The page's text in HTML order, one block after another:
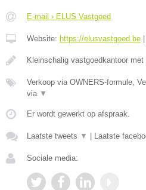
E-mail › ELUS Vastgoed
Website: https://elusvastgoed.be
Kleinschalig vastgoedkantoor
Verkoop via OWNERS-formule,
via ▼
Er wordt gewerkt op afspraak.
Laatste tweets ▼ Laatste
Sociale media: